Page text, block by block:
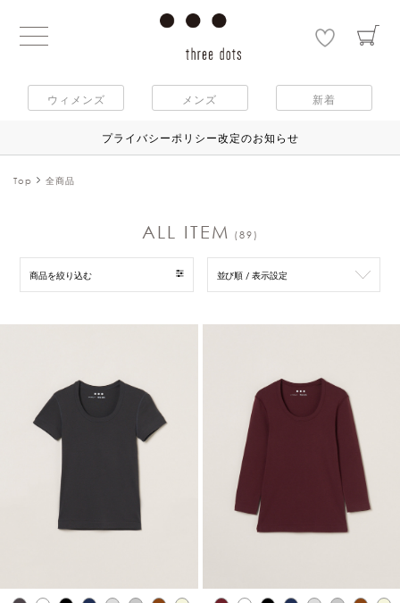
ウィメンズ メンズ 新着
プライバシーポリシー改定のお知らせ
Top 全商品
ALL ITEM (89)
商品を絞り込む 並び順 / 表示設定